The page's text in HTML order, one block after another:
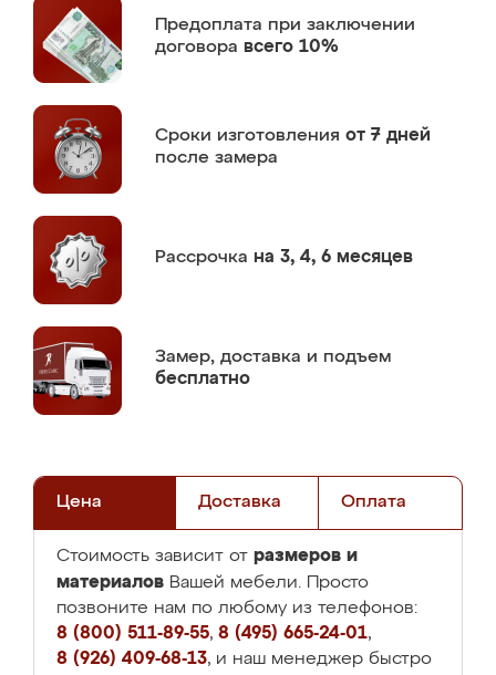
Предоплата при заключении
договора всего 10%
Сроки изготовления от 7 дней
после замера
Рассрочка на 3, 4, 6 месяцев
Замер, доставка и подъем
бесплатно
Цена Доставка Оплата
Стоимость зависит от размеров и
материалов Вашей мебели. Просто
позвоните нам по любому из телефонов:
8 (800) 511-89-55, 8 (495) 665-24-01,
8 (926) 409-68-13, и наш менеджер быстро